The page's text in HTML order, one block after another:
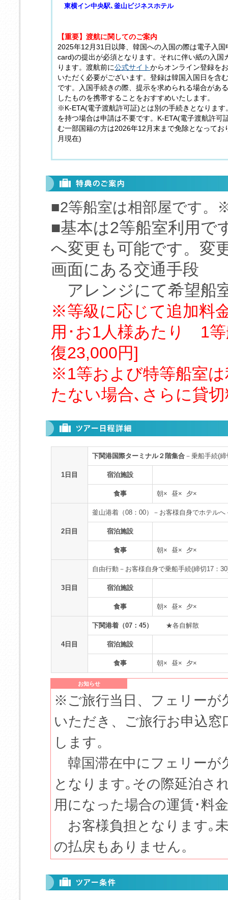
東横イン中央駅､釜山ビジネスホテル
【重要】渡航に関してのご案内
2025年12月31日以降、韓国への入国の際は電子入
card)の提出が必須となります。それに伴い紙の入国
ります。渡航前に公式サイトからオンライン登録を
いただく必要がございます。登録は韓国入国日を含
です。入国手続きの際、提示を求められる場合があ
したものを携帯することをおすすめいたします。
※K-ETA(電子渡航許可証)とは別の手続きとなります
を持つ場合は申請は不要です。K-ETA(電子渡航許可
む一部国籍の方は2026年12月末まで免除となってお
月現在)
■2等船室は相部屋です
■基本は2等船室利用で
へ変更も可能です。変
画面にある交通手段
アレンジにて希望船
※等級に応じて追加料
用･お1人様あたり 1等
復23,000円]
※1等および特等船室
たない場合､さらに貸
1日目
下関港国際ターミナル２階集合 －乗船手続(
宿泊施設
食事 朝× 昼× 夕×
2日目
釜山港着（08：00）－お客様自身でホテル
宿泊施設
食事 朝× 昼× 夕×
3日目
自由行動－お客様自身で乗船手続(締切17：
宿泊施設
食事 朝× 昼× 夕×
4日目
下関港着（07：45） ★各自解散
宿泊施設
食事 朝× 昼× 夕×
お知らせ
※ご旅行当日、フェリーが
いただき、ご旅行お申込
します。
韓国滞在中にフェリーが
となります｡その際延泊さ
用になった場合の運賃･料
お客様負担となります｡
の払戻もありません。